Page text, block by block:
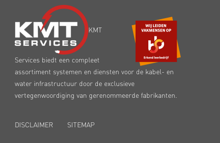
KMT
Services biedt een compleet
assortiment systemen en diensten voor de kabel- en
water infrastructuur door de exclusieve
vertegenwoordiging van gerenommeerde fabrikanten.
DISCLAIMER SITEMAP